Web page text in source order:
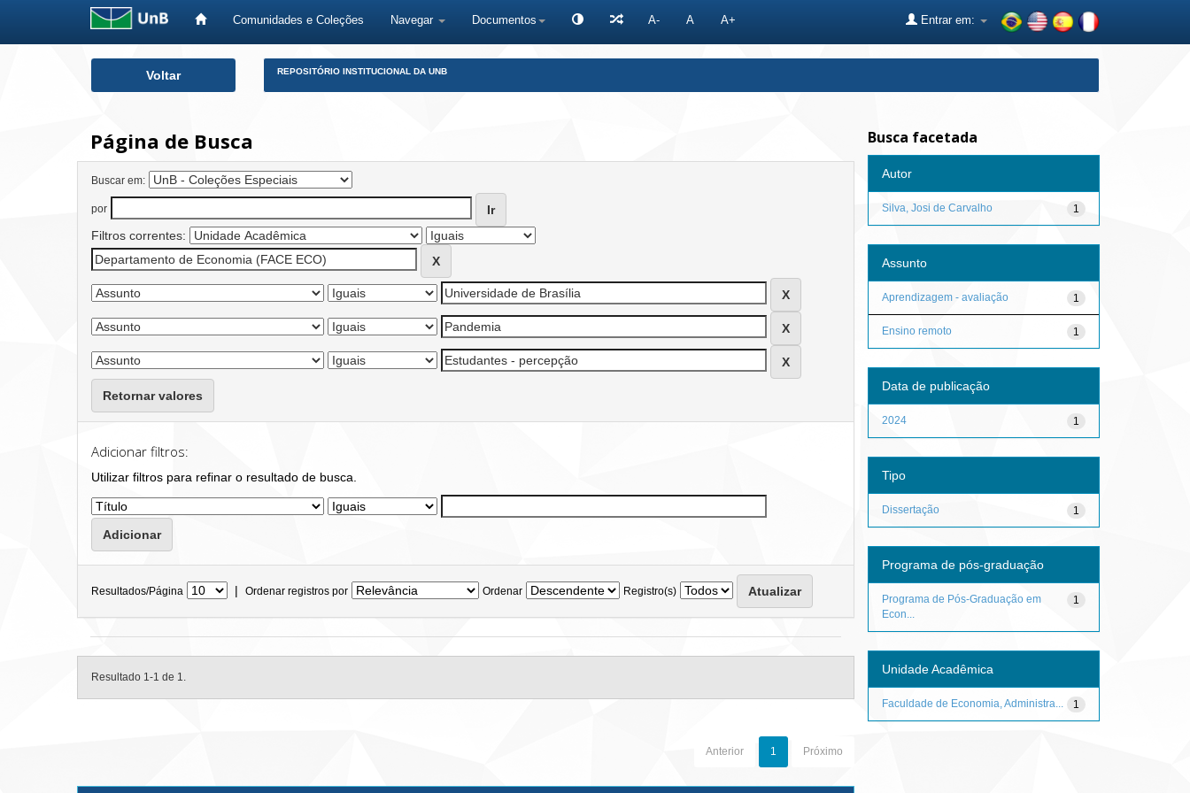
Comunidades e Coleções Navegar Documentos A- A A+ Entrar em:
Voltar REPOSITÓRIO INSTITUCIONAL DA UNB
Página de Busca
Buscar em:
por
Filtros correntes:
Retornar valores
Adicionar filtros:
Utilizar filtros para refinar o resultado de busca.
Resultados/Página | Ordenar registros por Ordenar Registro(s)
Resultado 1-1 de 1.
Anterior 1 Próximo
Busca facetada
Autor
1
Silva, Josi de Carvalho
Assunto
1
Aprendizagem - avaliação
1
Ensino remoto
Data de publicação
1
2024
Tipo
1
Dissertação
Programa de pós-graduação
1
Programa de Pós-Graduação em
Econ...
Unidade Acadêmica
1
Faculdade de Economia, Administra...